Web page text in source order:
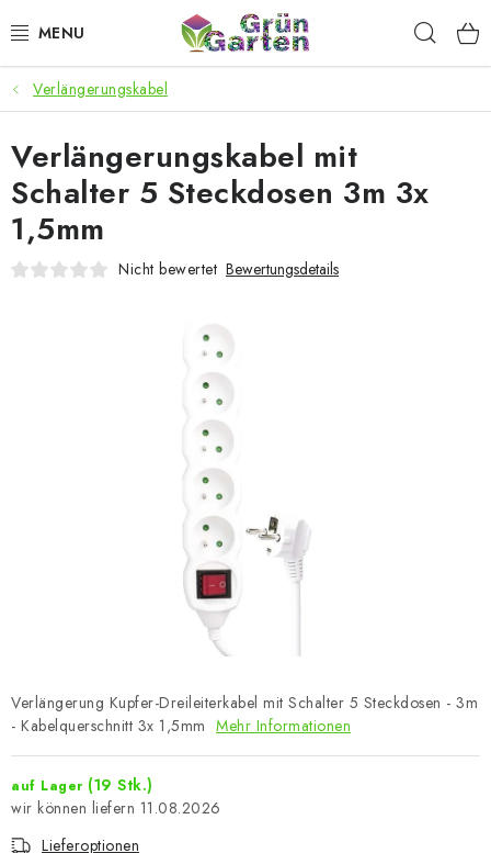
Inhalt
ANGEBOTE
LED PFLANZENLAMPEN
ANBAUBEDARF FÜR DEN HEIMANBAU
AQUARISTIK
Kaufberatung
Datenschutzerklärung
Verlängerungskabel
Verlängerung Kupfer-Dreileiterkabel mit Schalter 5 Steckdosen - 3m
- Kabelquerschnitt 3x 1,5mm Mehr Informationen
auf Lager (19 Stk.)
11.08.2026
Lieferoptionen
Verlängerungskabel mit
Schalter 5 Steckdosen 3m 3x
1,5mm
Nicht bewertet Bewertungsdetails